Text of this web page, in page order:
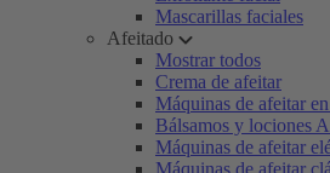
Mascarillas faciales
Afeitado
Mostrar todos
Crema de afeitar
Máquinas de afeitar
Bálsamos y lociones
Máquinas de afeitar
Máquinas de afeitar